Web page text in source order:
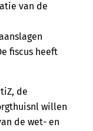
van de
fiscus heeft
de
willen
de wet- en